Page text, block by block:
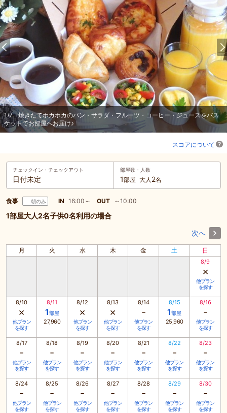
1/7 焼きたてホカホカのパン・サラダ・フルーツ・コーヒー・ジュースをバス
ケットでお部屋へお届け♪
スコアについて
チェックイン・ チェックアウト
日付未定
部屋数・人数
1部屋 大人 2名
食事 朝のみ IN 16:00～ OUT ～10:00
1部屋大人2名子供0名利用の場合
次へ
月 火 水 木 金 土 日
8/9
×
他プラン
を探す
8/10
×
他プラン
を探す
8/11
1部屋
27,960
8/12
×
他プラン
を探す
8/13
×
他プラン
を探す
8/14
-
他プラン
を探す
8/15
1部屋
25,960
8/16
-
他プラン
を探す
8/17
-
他プラン
を探す
8/18
-
他プラン
を探す
8/19
-
他プラン
を探す
8/20
-
他プラン
を探す
8/21
-
他プラン
を探す
8/22
-
他プラン
を探す
8/23
-
他プラン
を探す
8/24
-
他プラン
を探す
8/25
-
他プラン
を探す
8/26
-
他プラン
を探す
8/27
-
他プラン
を探す
8/28
-
他プラン
を探す
8/29
-
他プラン
を探す
8/30
-
他プラン
を探す